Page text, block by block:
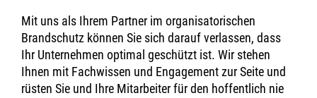
Mit uns als Ihrem Partner im organisatorischen
Brandschutz können Sie sich darauf verlassen, dass
Ihr Unternehmen optimal geschützt ist. Wir stehen
Ihnen mit Fachwissen und Engagement zur Seite und
rüsten Sie und Ihre Mitarbeiter für den hoffentlich nie